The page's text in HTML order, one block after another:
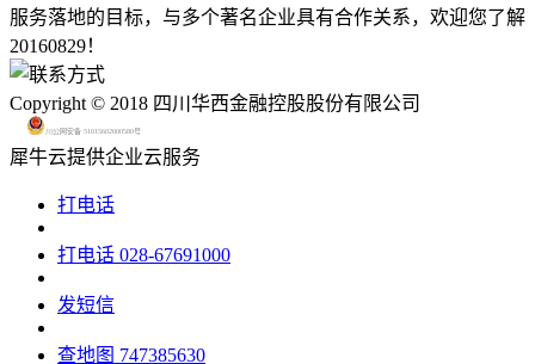
服务落地的目标，与多个著名企业具有合作关系，欢迎您了解
20160829！
Copyright © 2018 四川华西金融控股股份有限公司
川公网安备 51015602000580号
犀牛云提供企业云服务
打电话
打电话 028-67691000
发短信
查地图 747385630